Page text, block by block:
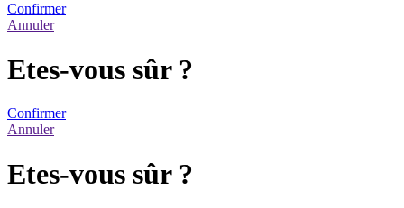
Confirmer
Annuler
Etes-vous sûr ?
Confirmer
Annuler
Etes-vous sûr ?